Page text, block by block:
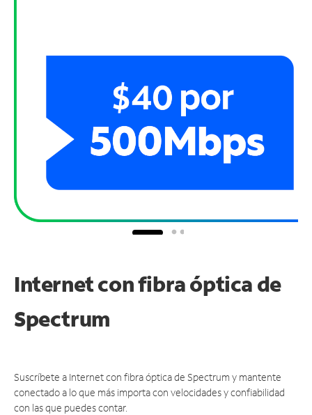
Internet con fibra óptica de
Spectrum
Suscríbete a Internet con fibra óptica de Spectrum y mantente
conectado a lo que más importa con velocidades y confiabilidad
con las que puedes contar.